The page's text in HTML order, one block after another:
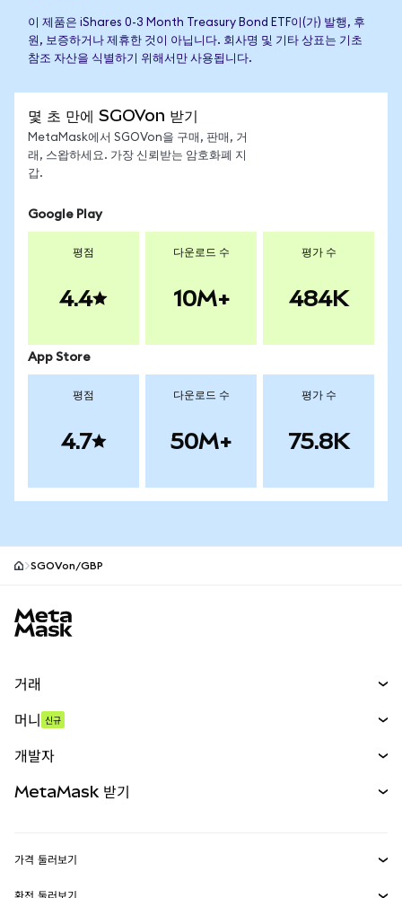
이 제품은 iShares 0-3 Month Treasury Bond ETF이(가) 발행, 후
원, 보증하거나 제휴한 것이 아닙니다. 회사명 및 기타 상표는 기초
참조 자산을 식별하기 위해서만 사용됩니다.
몇 초 만에 SGOVon 받기
MetaMask에서 SGOVon을 구매, 판매, 거
래, 스왑하세요. 가장 신뢰받는 암호화폐 지
갑.
Google Play
평점
4.4
다운로드 수
10M+
평가 수
484K
App Store
평점
4.7
다운로드 수
50M+
평가 수
75.8K
SGOVon/GBP
거래
무기한 선물
실물자산
머니 신규
개발자
MetaMask 받기
가격 둘러보기